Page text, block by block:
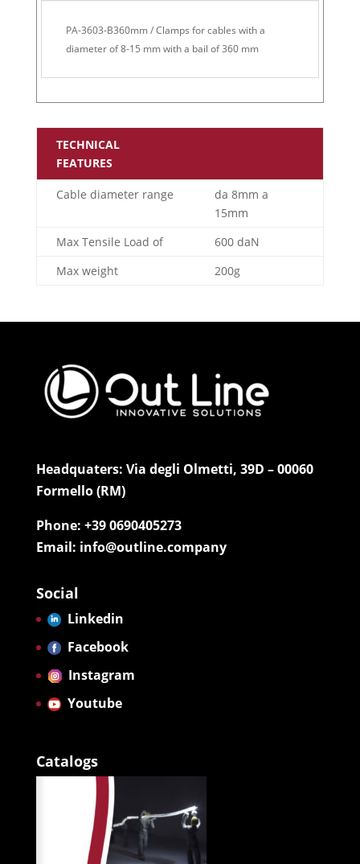
PA-3603-B360mm / Clamps for cables with a
diameter of 8-15 mm with a bail of 360 mm
TECHNICAL
FEATURES
Cable diameter range
da 8mm a
15mm
Max Tensile Load of
600 daN
Max weight
200g
Headquaters: Via degli Olmetti, 39D – 00060
Formello (RM)
Phone: +39 0690405273
Email: info@outline.company
Social
Linkedin
Facebook
Instagram
Youtube
Catalogs